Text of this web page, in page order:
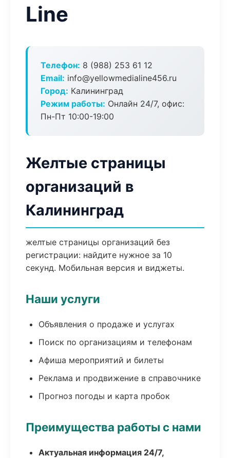
Line
Телефон: 8 (988) 253 61 12
Email: info@yellowmedialine456.ru
Город: Калининград
Режим работы: Онлайн 24/7, офис:
Пн-Пт 10:00-19:00
Желтые страницы
организаций в
Калининград
желтые страницы организаций без
регистрации: найдите нужное за 10
секунд. Мобильная версия и виджеты.
Наши услуги
Объявления о продаже и услугах
Поиск по организациям и телефонам
Афиша мероприятий и билеты
Реклама и продвижение в справочнике
Прогноз погоды и карта пробок
Преимущества работы с нами
Актуальная информация 24/7,